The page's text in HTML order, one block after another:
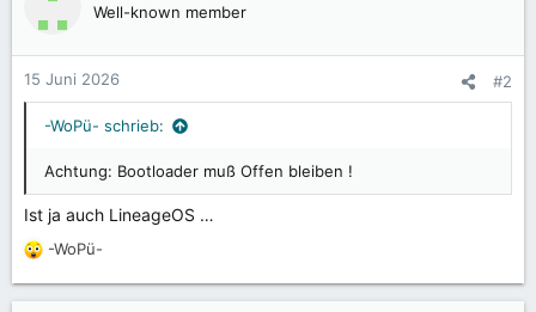
o
n
Well-known member
15 Juni 2026 #2
-WoPü- schrieb:
Achtung: Bootloader muß Offen bleiben !
Ist ja auch LineageOS …
R
e
a
-WoPü-